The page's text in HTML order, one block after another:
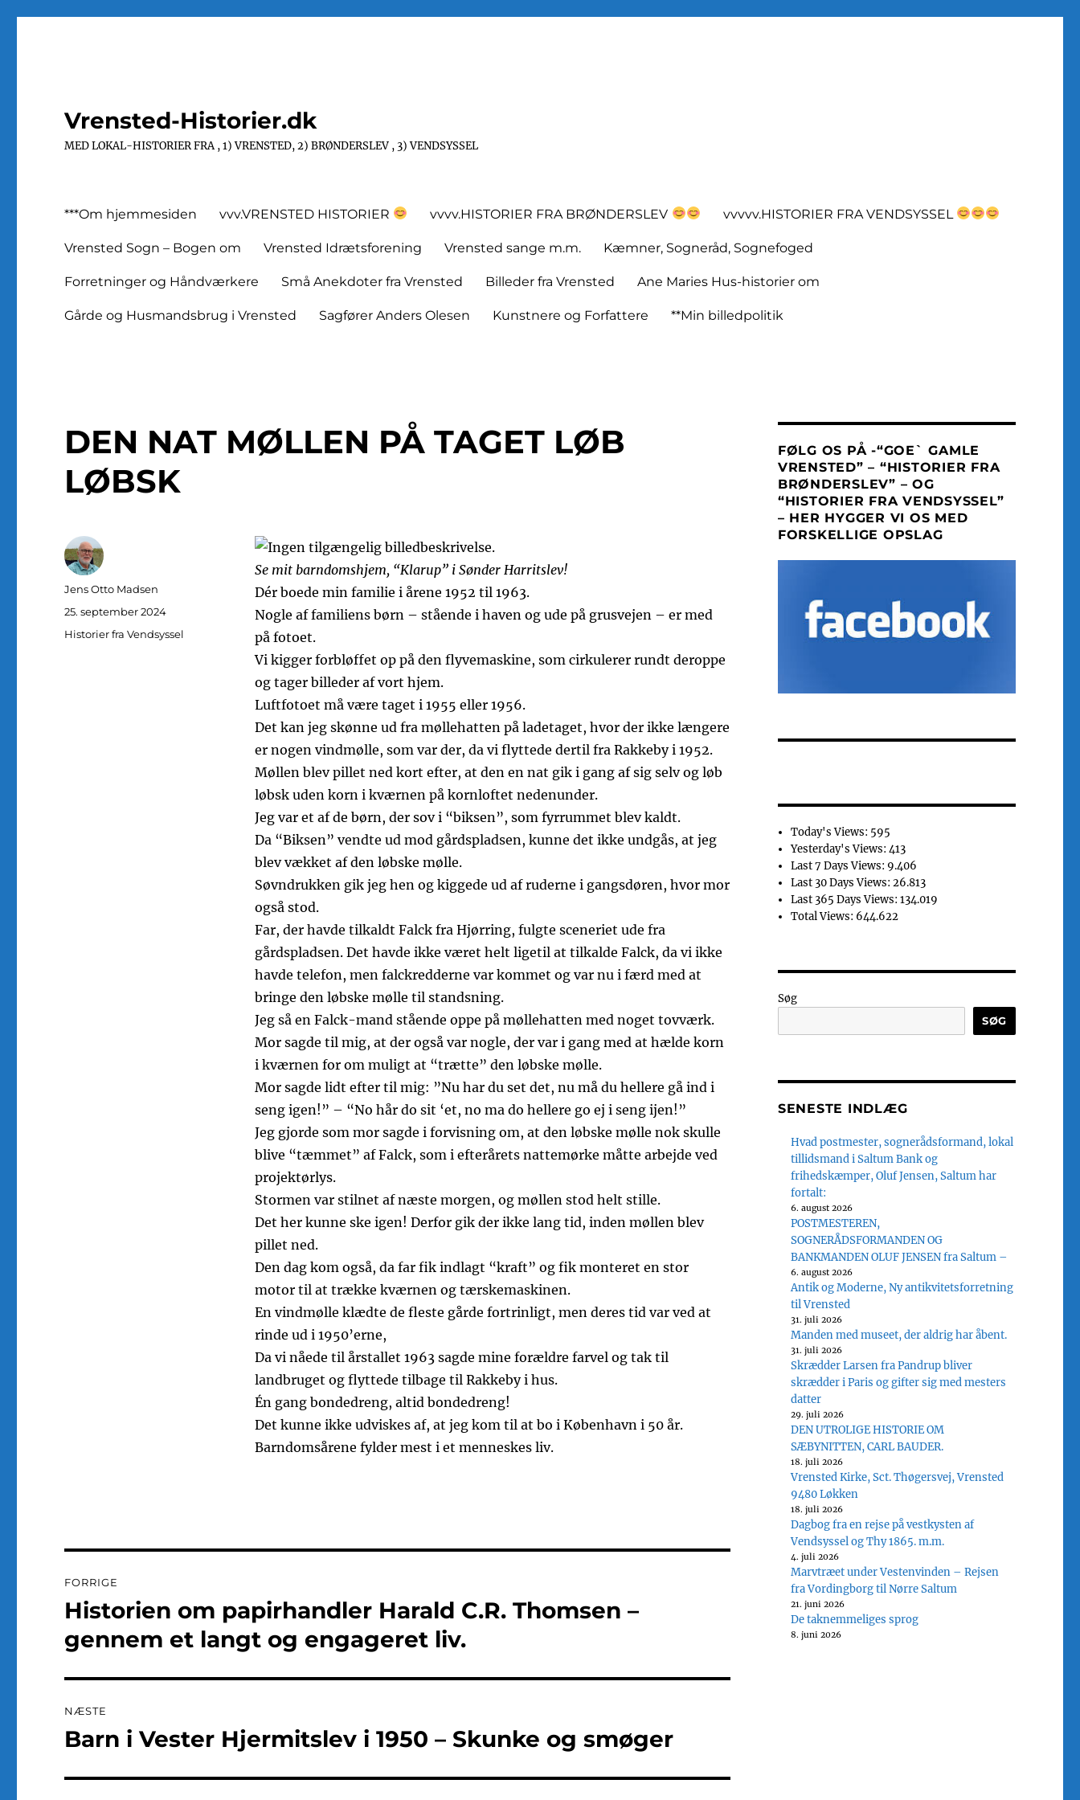
Vrensted-Historier.dk
MED LOKAL-HISTORIER FRA , 1) VRENSTED, 2) BRØNDERSLEV , 3) VENDSYSSEL
***Om hjemmesiden vvv.VRENSTED HISTORIER vvvv.HISTORIER FRA BRØNDERSLEV vvvvv.HISTORIER FRA VENDSYSSEL
Vrensted Sogn – Bogen om Vrensted Idrætsforening Vrensted sange m.m. Kæmner, Sogneråd, Sognefoged
Forretninger og Håndværkere Små Anekdoter fra Vrensted Billeder fra Vrensted Ane Maries Hus-historier om
Gårde og Husmandsbrug i Vrensted Sagfører Anders Olesen Kunstnere og Forfattere **Min billedpolitik
DEN NAT MØLLEN PÅ TAGET LØB
LØBSK
Se mit barndomshjem, “Klarup” i Sønder Harritslev!
Dér boede min familie i årene 1952 til 1963.
Nogle af familiens børn – stående i haven og ude på grusvejen – er med
på fotoet.
Vi kigger forbløffet op på den flyvemaskine, som cirkulerer rundt deroppe
og tager billeder af vort hjem.
Luftfotoet må være taget i 1955 eller 1956.
Det kan jeg skønne ud fra møllehatten på ladetaget, hvor der ikke længere
er nogen vindmølle, som var der, da vi flyttede dertil fra Rakkeby i 1952.
Møllen blev pillet ned kort efter, at den en nat gik i gang af sig selv og løb
løbsk uden korn i kværnen på kornloftet nedenunder.
Jeg var et af de børn, der sov i “biksen”, som fyrrummet blev kaldt.
Da “Biksen” vendte ud mod gårdspladsen, kunne det ikke undgås, at jeg
blev vækket af den løbske mølle.
Søvndrukken gik jeg hen og kiggede ud af ruderne i gangsdøren, hvor mor
også stod.
Far, der havde tilkaldt Falck fra Hjørring, fulgte sceneriet ude fra
gårdspladsen. Det havde ikke været helt ligetil at tilkalde Falck, da vi ikke
havde telefon, men falckredderne var kommet og var nu i færd med at
bringe den løbske mølle til standsning.
Jeg så en Falck-mand stående oppe på møllehatten med noget tovværk.
Mor sagde til mig, at der også var nogle, der var i gang med at hælde korn
i kværnen for om muligt at “trætte” den løbske mølle.
Mor sagde lidt efter til mig: ”Nu har du set det, nu må du hellere gå ind i
seng igen!” – “No hår do sit ‘et, no ma do hellere go ej i seng ijen!”
Jeg gjorde som mor sagde i forvisning om, at den løbske mølle nok skulle
blive “tæmmet” af Falck, som i efterårets nattemørke måtte arbejde ved
projektørlys.
Stormen var stilnet af næste morgen, og møllen stod helt stille.
Det her kunne ske igen! Derfor gik der ikke lang tid, inden møllen blev
pillet ned.
Den dag kom også, da far fik indlagt “kraft” og fik monteret en stor
motor til at trække kværnen og tærskemaskinen.
En vindmølle klædte de fleste gårde fortrinligt, men deres tid var ved at
rinde ud i 1950’erne,
Da vi nåede til årstallet 1963 sagde mine forældre farvel og tak til
landbruget og flyttede tilbage til Rakkeby i hus.
Én gang bondedreng, altid bondedreng!
Det kunne ikke udviskes af, at jeg kom til at bo i København i 50 år.
Barndomsårene fylder mest i et menneskes liv.
Forfatter
Jens Otto Madsen
Udgivet
25. september 2024
Kategorier
Historier fra Vendsyssel
FORRIGE
Forrige
Historien om papirhandler Harald C.R. Thomsen –
gennem et langt og engageret liv.
NÆSTE
Næste
Barn i Vester Hjermitslev i 1950 – Skunke og smøger
FØLG OS PÅ -“GOE` GAMLE
VRENSTED” – “HISTORIER FRA
BRØNDERSLEV” – OG
“HISTORIER FRA VENDSYSSEL”
– HER HYGGER VI OS MED
FORSKELLIGE OPSLAG
Today's Views: 595
Yesterday's Views:413
Last 7 Days Views: 9.406
Last 30 Days Views:26.813
Last 365 Days Views:134.019
Total Views: 644.622
Søg
SØG
SENESTE INDLÆG
Hvad postmester, sognerådsformand, lokal
tillidsmand i Saltum Bank og
frihedskæmper, Oluf Jensen, Saltum har
fortalt:
6. august 2026
POSTMESTEREN,
SOGNERÅDSFORMANDEN OG
BANKMANDEN OLUF JENSEN fra Saltum –
6. august 2026
Antik og Moderne, Ny antikvitetsforretning
til Vrensted
31. juli 2026
Manden med museet, der aldrig har åbent.
31. juli 2026
Skrædder Larsen fra Pandrup bliver
skrædder i Paris og gifter sig med mesters
datter
29. juli 2026
DEN UTROLIGE HISTORIE OM
SÆBYNITTEN, CARL BAUDER.
18. juli 2026
Vrensted Kirke, Sct. Thøgersvej, Vrensted
9480 Løkken
18. juli 2026
Dagbog fra en rejse på vestkysten af
Vendsyssel og Thy 1865. m.m.
4. juli 2026
Marvtræet under Vestenvinden – Rejsen
fra Vordingborg til Nørre Saltum
21. juni 2026
De taknemmeliges sprog
8. juni 2026